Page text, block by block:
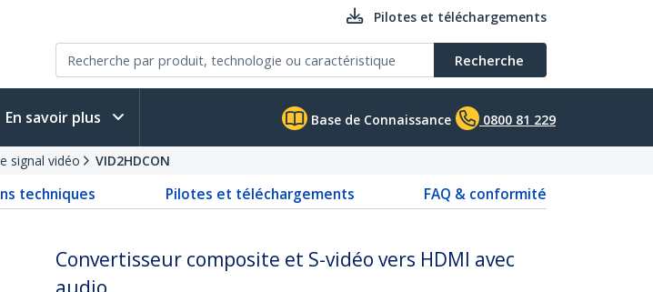
Pilotes et téléchargements
Recherche
En savoir plus Base de Connaissance 0800 81 229
signal vidéo VID2HDCON
techniques Pilotes et téléchargements
FAQ & conformité
Convertisseur composite et S-vidéo vers HDMI avec